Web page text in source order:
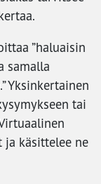
”haluaisin
samalla
Yksinkertainen
tai
ja käsittelee ne